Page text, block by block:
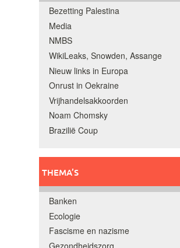
Bezetting Palestina
Media
NMBS
WikiLeaks, Snowden, Assange
Nieuw links in Europa
Onrust in Oekraine
Vrijhandelsakkoorden
Noam Chomsky
Brazilië Coup
THEMA’S
Banken
Ecologie
Fascisme en nazisme
Gezondheidszorg